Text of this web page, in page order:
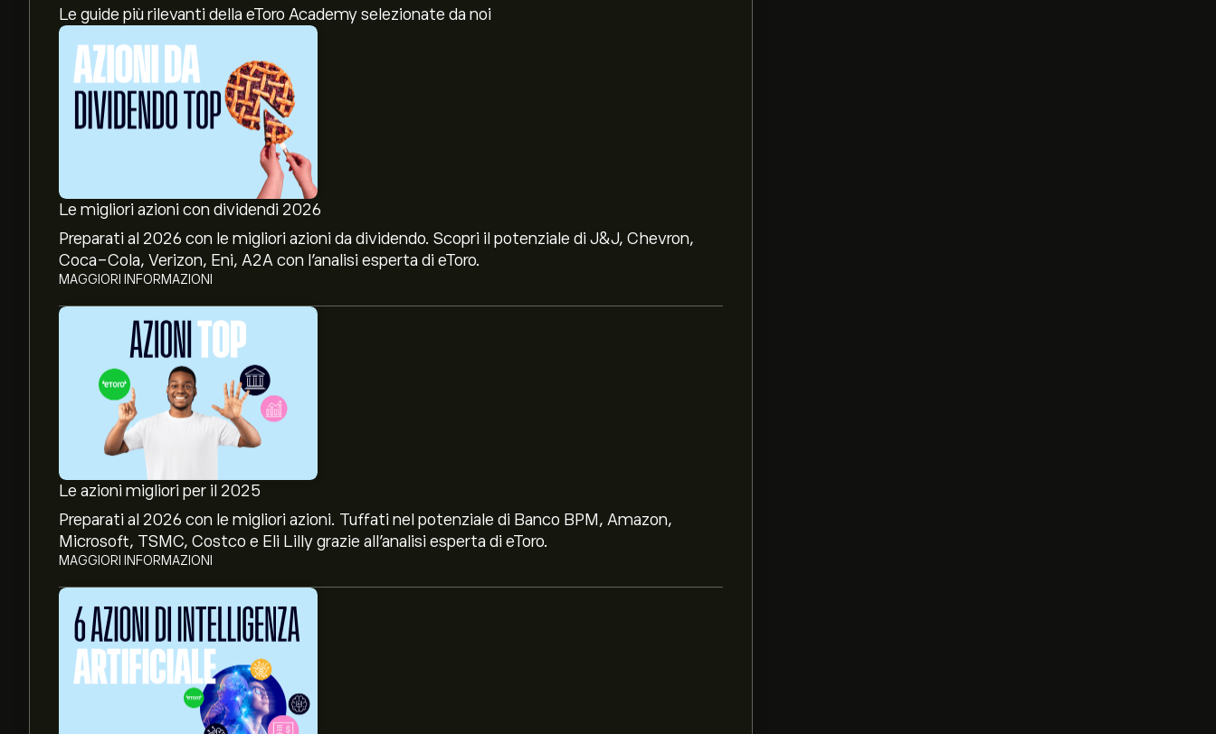
Le guide più rilevanti della eToro Academy selezionate da noi
Le migliori azioni con dividendi 2026
Preparati al 2026 con le migliori azioni da dividendo. Scopri il potenziale di J&J, Chevron,
Coca-Cola, Verizon, Eni, A2A con l’analisi esperta di eToro.
MAGGIORI INFORMAZIONI
Le azioni migliori per il 2025
Preparati al 2026 con le migliori azioni. Tuffati nel potenziale di Banco BPM, Amazon,
Microsoft, TSMC, Costco e Eli Lilly grazie all’analisi esperta di eToro.
MAGGIORI INFORMAZIONI
Il prezzo attuale delle azioni TCOM.CH è di 46.20‎$‎.